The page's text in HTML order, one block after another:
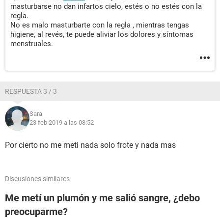
masturbarse no dan infartos cielo, estés o no estés con la
regla.
No es malo masturbarte con la regla , mientras tengas
higiene, al revés, te puede aliviar los dolores y síntomas
menstruales.
RESPUESTA 3 / 3
Sara
23 feb 2019 a las 08:52
Por cierto no me meti nada solo frote y nada mas
Discusiones similares
Me metí un plumón y me salió sangre, ¿debo
preocuparme?